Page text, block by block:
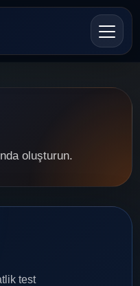
oluşturun.
test